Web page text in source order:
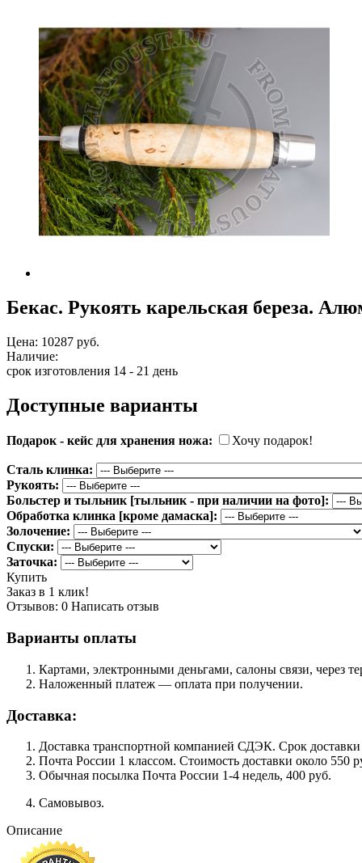
Бекас. Рукоять карельская береза.
Цена: 10287 руб.
Наличие:
срок изготовления 14 - 21 день
Доступные варианты
Подарок - кейс для хранения ножа: Хочу подарок!
Сталь клинка:
Рукоять:
Больстер и тыльник [тыльник - при наличии на фото]:
Обработка клинка [кроме дамаска]:
Золочение:
Спуски:
Заточка:
Купить
Заказ в 1 клик!
Отзывов: 0 Написать отзыв
Варианты оплаты
Картами, электронными деньгами, салоны связи, через
Наложенный платеж — оплата при получении.
Доставка:
Доставка транспортной компанией СДЭК. Срок
Почта России 1 классом. Cтоимость доставки около 550
Обычная посылка Почта России 1-4 недель, 400 руб.
Самовывоз.
Описание